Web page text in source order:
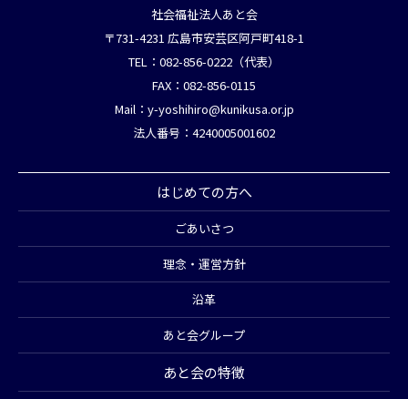
社会福祉法人あと会
〒731-4231 広島市安芸区阿戸町418-1
TEL：082-856-0222（代表）
FAX：082-856-0115
Mail： y-yoshihiro@kunikusa.or.jp
法人番号：4240005001602
はじめての方へ
ごあいさつ
理念・運営方針
沿革
あと会グループ
あと会の特徴